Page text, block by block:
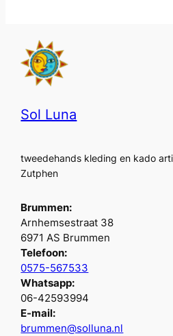
Sol Luna
tweedehands kleding en kado
Zutphen
Brummen:
Arnhemsestraat 38
6971 AS Brummen
Telefoon:
0575-567533
Whatsapp:
06-42593994
E-mail:
brummen@solluna.nl